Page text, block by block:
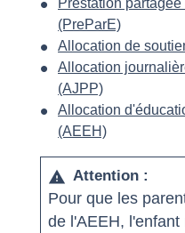
Prestation
(PreParE)
Allocation de
Allocation
(AJPP)
Allocation
(AEEH)
warning Attention :
Pour que les
de l'AEEH, l'enfant